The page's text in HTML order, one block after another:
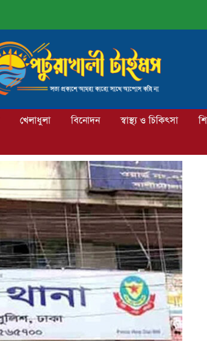
খেলাধুলা বিনোদন স্বাস্থ্য ও চিকিৎসা